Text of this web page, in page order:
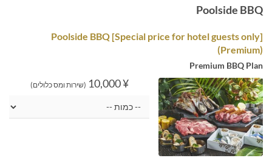
Poolside BBQ
[Special price for hotel guests only] Poolside BBQ
(Premium)
Premium BBQ Plan
¥ 10,000 (שירות ומס כלולים)